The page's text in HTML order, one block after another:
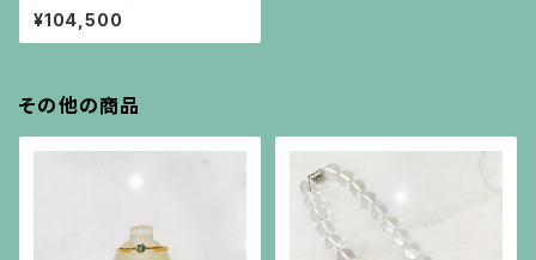
グ
¥104,500
その他の商品